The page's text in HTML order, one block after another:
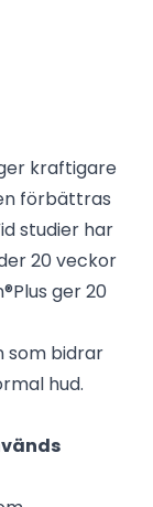
kraftigare
förbättras
studier har
20 veckor
ger 20
som bidrar
hud.